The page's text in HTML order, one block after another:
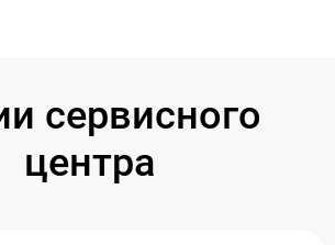
сервисного
центра